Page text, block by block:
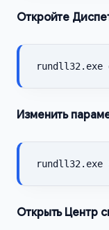
Откройте
rundll32.exe
Изменить
rundll32.exe
Открыть Центр